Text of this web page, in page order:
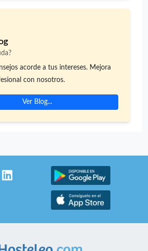
responsables, puntuales,
ganas de aprender, mejorar y formar
**Valoramos
—
y agilidad. — Capacidad para trabajar
parrilla o servicios con volumen.
de cocina.**
acorde a tus intereses. Mejora
con nosotros.
Ver Blog...